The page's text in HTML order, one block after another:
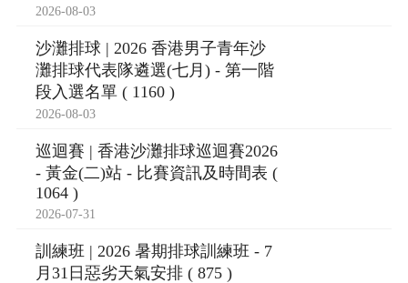
2026-08-03
沙灘排球 | 2026 香港男子青年沙
灘排球代表隊遴選(七月) - 第一階
段入選名單 ( 1160 )
2026-08-03
巡迴賽 | 香港沙灘排球巡迴賽2026
- 黃金(二)站 - 比賽資訊及時間表 (
1064 )
2026-07-31
訓練班 | 2026 暑期排球訓練班 - 7
月31日惡劣天氣安排 ( 875 )